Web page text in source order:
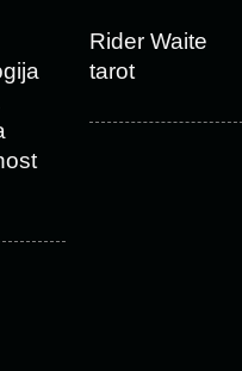
Rider Waite
tarot